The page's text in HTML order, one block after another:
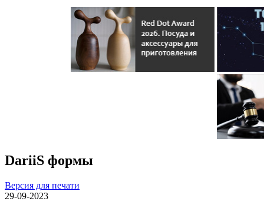
DariiS формы
Версия для печати
29-09-2023